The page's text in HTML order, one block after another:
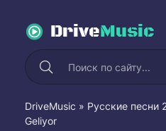
DriveMusic
DriveMusic » Русские песни
Geliyor